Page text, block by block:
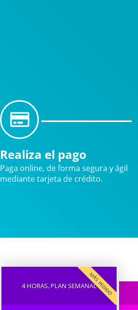
Realiza el pago
Paga online, de forma segura y ágil
mediante tarjeta de crédito.
MÁS PEDIDO
4 HORAS, PLAN SEMANAL